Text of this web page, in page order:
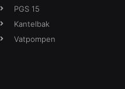
PGS 15
Kantelbak
Vatpompen